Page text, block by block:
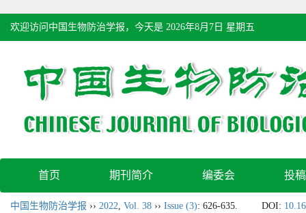
欢迎访问中国生物防治学报，今天是 2026年8月7日 星期五
首页 期刊简介 编委会 投
中国生物防治学报 ›› 2022, Vol. 38 ›› Issue (3): 626-635. DOI: